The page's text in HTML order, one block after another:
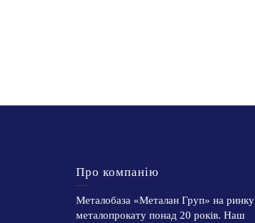
Про компанію
Металобаза «Металан Груп» на ринку
металопрокату понад 20 років. Наш